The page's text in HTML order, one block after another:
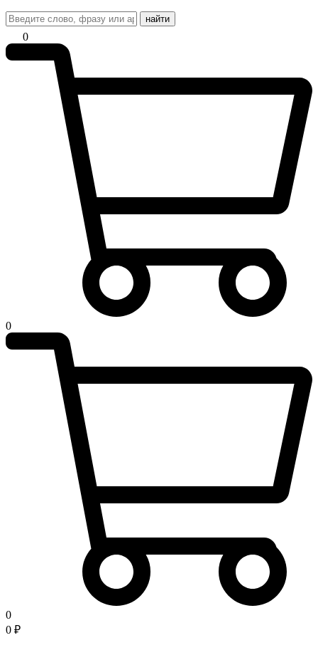
найти
0
0
0
0 ₽